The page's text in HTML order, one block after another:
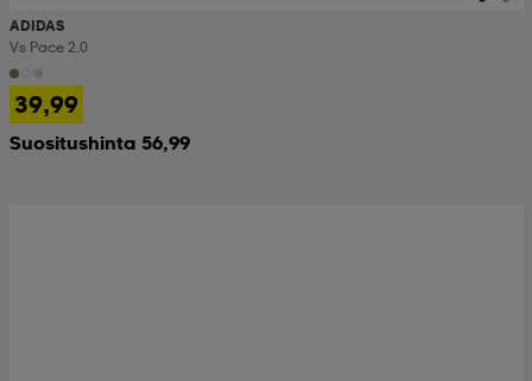
ADIDAS
Vs Pace 2.0
39,99
Suositushinta 56,99